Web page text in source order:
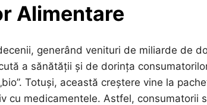
Alimentare
generând venituri de miliarde de
a sănătății și de dorința
Totuși, această creștere vine la
cu medicamentele. Astfel, consumatorii